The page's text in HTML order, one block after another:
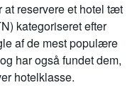
at reservere et hotel tæt
kategoriseret efter
af de mest populære
har også fundet dem,
hotelklasse.